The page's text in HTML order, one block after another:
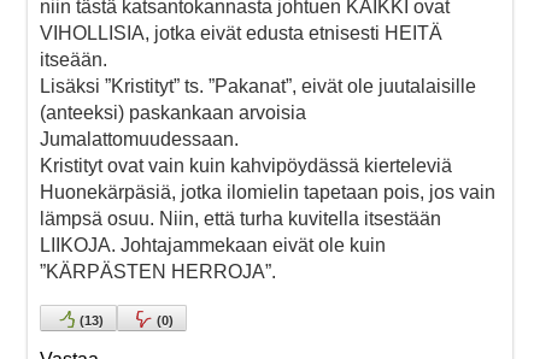
niin tästä katsantokannasta johtuen KAIKKI ovat
VIHOLLISIA, jotka eivät edusta etnisesti HEITÄ
itseään.
Lisäksi ”Kristityt” ts. ”Pakanat”, eivät ole juutalaisille
(anteeksi) paskankaan arvoisia
Jumalattomuudessaan.
Kristityt ovat vain kuin kahvipöydässä kierteleviä
Huonekärpäsiä, jotka ilomielin tapetaan pois, jos vain
lämpsä osuu. Niin, että turha kuvitella itsestään
LIIKOJA. Johtajammekaan eivät ole kuin
”KÄRPÄSTEN HERROJA”.
(13) (0)